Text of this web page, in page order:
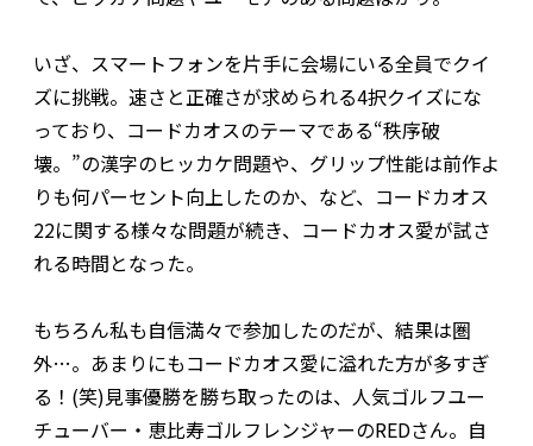
いざ、スマートフォンを片手に会場にいる全員でクイ
ズに挑戦。速さと正確さが求められる4択クイズにな
っており、コードカオスのテーマである“秩序破
壊。”の漢字のヒッカケ問題や、グリップ性能は前作よ
りも何パーセント向上したのか、など、コードカオス
22に関する様々な問題が続き、コードカオス愛が試さ
れる時間となった。
もちろん私も自信満々で参加したのだが、結果は圏
外…。あまりにもコードカオス愛に溢れた方が多すぎ
る！(笑)見事優勝を勝ち取ったのは、人気ゴルフユー
チューバー・恵比寿ゴルフレンジャーのREDさん。自